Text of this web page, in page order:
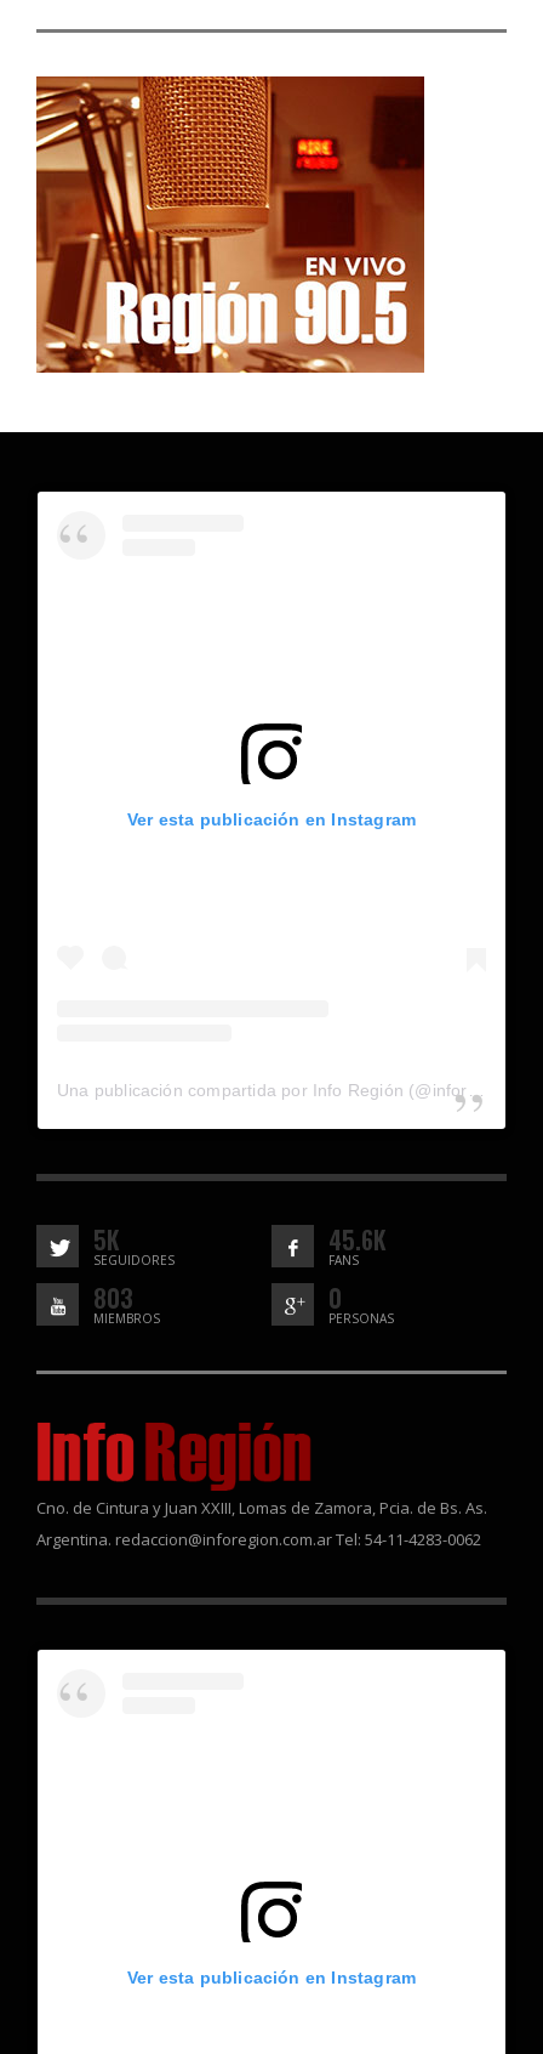
Ver esta publicación en Instagram
5K
SEGUIDORES
45.6K
FANS
803
MIEMBROS
0
PERSONAS
Cno. de Cintura y Juan XXIII, Lomas de Zamora, Pcia. de Bs. As.
Argentina. redaccion@inforegion.com.ar Tel: 54-11-4283-0062
Ver esta publicación en Instagram